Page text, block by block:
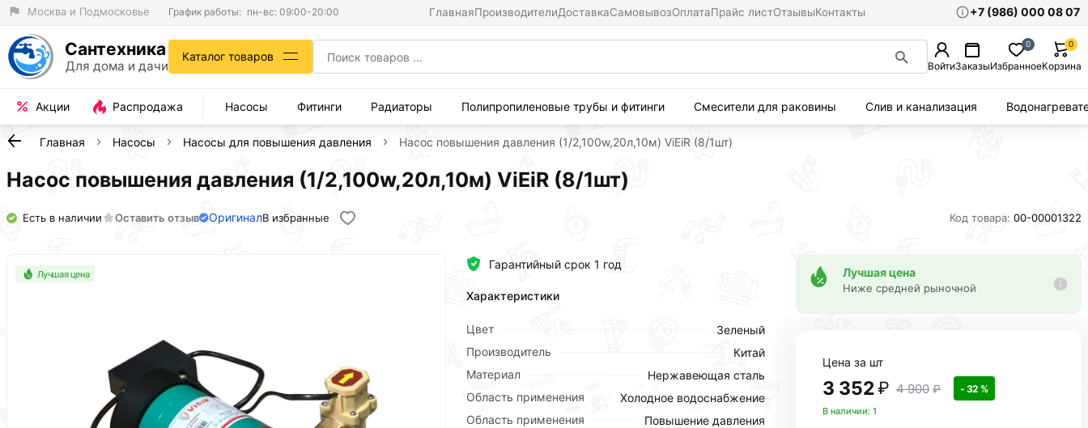
Москва и Подмосковье График работы: пн-вс: 09:00-20:00 ГлавнаяПроизводителиДоставкаСамовывозОплатаПрайс листОтзывыКонтакты +7 (986) 000 08 07
Сантехника
Для дома и дачи
Каталог товаров
ВойтиЗаказыИзбранное
0
Корзина
0
Акции Распродажа Насосы Фитинги Радиаторы Полипропиленовые трубы и фитинги Смесители для раковины Слив и канализация
Главная Насосы Насосы для повышения давления Насос повышения давления (1/2,100w,20л,10м) ViEiR (8/1шт)
Насос повышения давления (1/2,100w,20л,10м) ViEiR (8/1шт)
Есть в наличии Оставить отзыв ОригиналВ избранные Код товара: 00-00001322
Лучшая цена
Гарантийный срок 1 год
Характеристики
Цвет
Зеленый
Производитель
Китай
Материал
Нержавеющая сталь
Область применения
Холодное водоснабжение
Область применения
Повышение давления
Лучшая цена
Ниже средней рыночной
Цена за шт
3 352₽ 4 900 ₽ - 32 %
В наличии: 1